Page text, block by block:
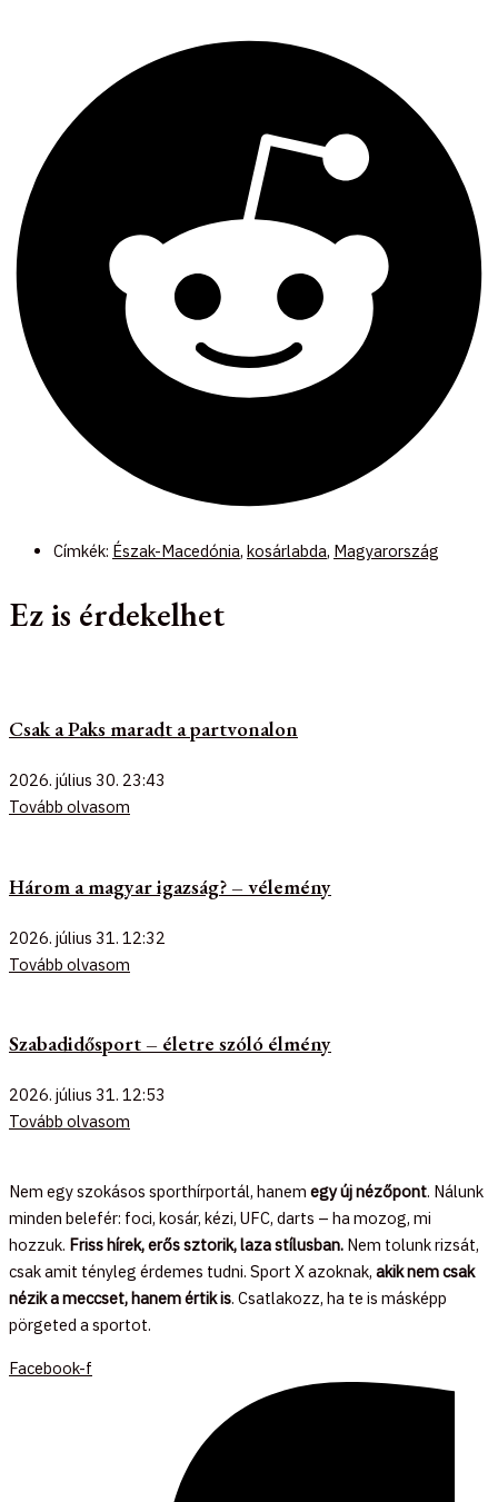
Címkék: Észak-Macedónia, kosárlabda, Magyarország
Ez is érdekelhet
Csak a Paks maradt a partvonalon
2026. július 30. 23:43
Tovább olvasom
Három a magyar igazság? – vélemény
2026. július 31. 12:32
Tovább olvasom
Szabadidősport – életre szóló élmény
2026. július 31. 12:53
Tovább olvasom
Nem egy szokásos sporthírportál, hanem egy új nézőpont. Nálunk
minden belefér: foci, kosár, kézi, UFC, darts – ha mozog, mi
hozzuk. Friss hírek, erős sztorik, laza stílusban. Nem tolunk rizsát,
csak amit tényleg érdemes tudni. Sport X azoknak, akik nem csak
nézik a meccset, hanem értik is. Csatlakozz, ha te is másképp
pörgeted a sportot.
Facebook-f